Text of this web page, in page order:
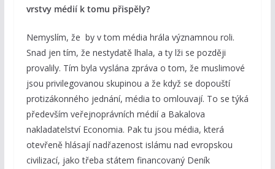
vrstvy médií k tomu přispěly?
Nemyslím, že by v tom média hrála významnou roli.
Snad jen tím, že nestydatě lhala, a ty lži se později
provalily. Tím byla vyslána zpráva o tom, že muslimové
jsou privilegovanou skupinou a že když se dopouští
protizákonného jednání, média to omlouvají. To se týká
především veřejnoprávních médií a Bakalova
nakladatelství Economia. Pak tu jsou média, která
otevřeně hlásají nadřazenost islámu nad evropskou
civilizací, jako třeba státem financovaný Deník